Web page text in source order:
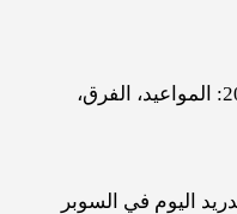
مجموعة مصر في كأس العالم 2026: المواعيد، الفرق،
اليوم في السوبر